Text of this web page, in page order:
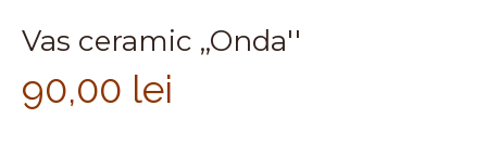
Vas ceramic ,,Onda''
90,00 lei